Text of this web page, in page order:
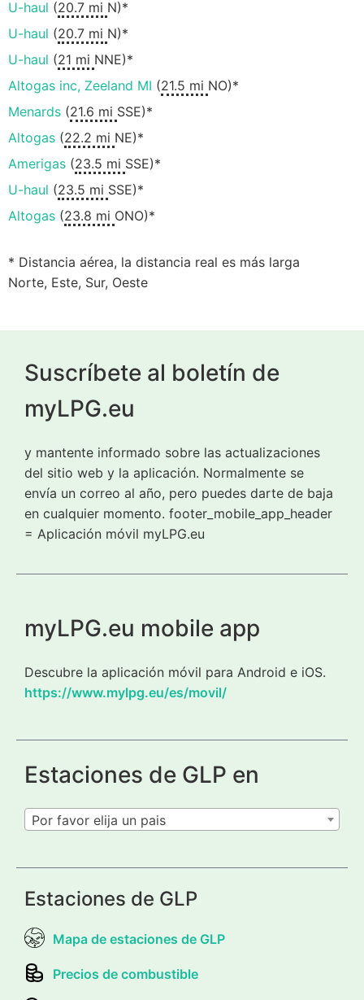
U-haul (20.7 mi N)*
U-haul (20.7 mi N)*
U-haul (21 mi NNE)*
Altogas inc, Zeeland MI (21.5 mi NO)*
Menards (21.6 mi SSE)*
Altogas (22.2 mi NE)*
Amerigas (23.5 mi SSE)*
U-haul (23.5 mi SSE)*
Altogas (23.8 mi ONO)*
* Distancia aérea, la distancia real es más larga
Norte, Este, Sur, Oeste
Suscríbete al boletín de
myLPG.eu
y mantente informado sobre las actualizaciones
del sitio web y la aplicación. Normalmente se
envía un correo al año, pero puedes darte de baja
en cualquier momento. footer_mobile_app_header
= Aplicación móvil myLPG.eu
myLPG.eu mobile app
Descubre la aplicación móvil para Android e iOS.
https://www.mylpg.eu/es/movil/
Estaciones de GLP en
Por favor elija un pais
Estaciones de GLP
Mapa de estaciones de GLP
Precios de combustible